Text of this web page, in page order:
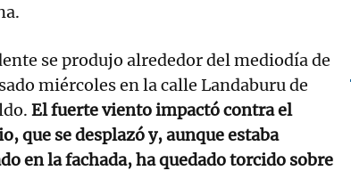
se produjo alrededor del mediodía de
miércoles en la calle Landaburu de
El fuerte viento impactó contra el
que se desplazó y, aunque estaba
en la fachada, ha quedado torcido sobre